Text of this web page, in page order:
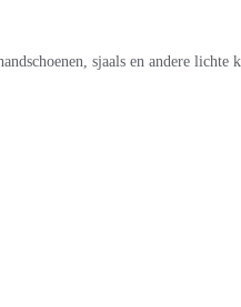
sjaals en andere lichte